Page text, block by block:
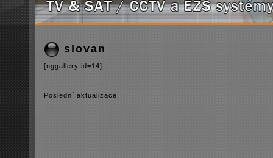
slovan
[nggallery id=14]
Poslední­ aktualizace.